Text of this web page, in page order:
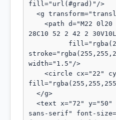
fill="url(#grad)"/>
28C10 52 2 42 2
width="1.5"/>
sans-serif" font-